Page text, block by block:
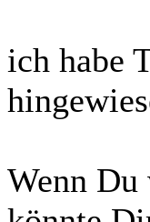
ich habe
Wenn Du